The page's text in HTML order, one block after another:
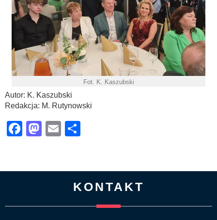
Fot. K. Kaszubski
Autor: K. Kaszubski
Redakcja: M. Rutynowski
Facebook
Mastodon
Email
KONTAKT